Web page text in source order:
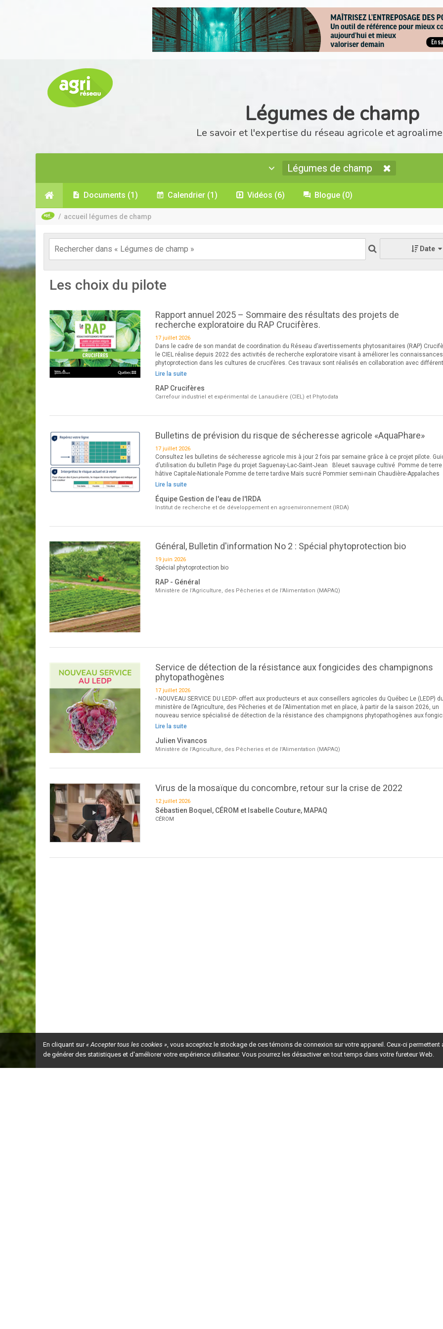
Légumes de champ
Le savoir et l'expertise du réseau agricole et
Légumes de champ
Documents (1) Calendrier (1) Vidéos (6) Blogue (0)
/ accueil légumes de champ
Date
Les choix du pilote
Rapport annuel 2025 – Sommaire des résultats des projets de
recherche exploratoire du RAP Crucifères.
17 juillet 2026
Dans le cadre de son mandat de coordination du Réseau d’avertissements phytosanitaires (RAP)
le CIEL réalise depuis 2022 des activités de recherche exploratoire visant à améliorer les
phytoprotection dans les cultures de crucifères. Ces travaux sont réalisés en collaboration avec
Lire la suite
RAP Crucifères
Carrefour industriel et expérimental de Lanaudière (CIEL) et Phytodata
Bulletins de prévision du risque de sécheresse agricole «AquaPhare»
17 juillet 2026
Consultez les bulletins de sécheresse agricole mis à jour 2 fois par semaine grâce à ce projet pilote.
d’utilisation du bulletin Page du projet Saguenay-Lac-Saint-Jean Bleuet sauvage cultivé Pomme de terre
hâtive Capitale-Nationale Pomme de terre tardive Maïs sucré Pommier semi-nain Chaudière-Appalaches
Lire la suite
Équipe Gestion de l'eau de l'IRDA
Institut de recherche et de développement en agroenvironnement (IRDA)
Général, Bulletin d'information No 2 : Spécial phytoprotection bio
19 juin 2026
Spécial phytoprotection bio
RAP - Général
Ministère de l'Agriculture, des Pêcheries et de l'Alimentation (MAPAQ)
Service de détection de la résistance aux fongicides des champignons
phytopathogènes
17 juillet 2026
- NOUVEAU SERVICE DU LEDP- offert aux producteurs et aux conseillers agricoles du Québec Le (LEDP)
ministère de l’Agriculture, des Pêcheries et de l’Alimentation met en place, à partir de la saison 2026, un
nouveau service spécialisé de détection de la résistance des champignons phytopathogènes aux
Lire la suite
Julien Vivancos
Ministère de l'Agriculture, des Pêcheries et de l'Alimentation (MAPAQ)
Virus de la mosaïque du concombre, retour sur la crise de 2022
12 juillet 2026
Sébastien Boquel, CÉROM et Isabelle Couture, MAPAQ
CÉROM
En cliquant sur« Accepter tous les cookies », vous acceptez le stockage de ces témoins de connexion sur votre appareil. Ceux-ci permettent
de générer des statistiques et d'améliorer votre expérience utilisateur. Vous pourrez les désactiver en tout temps dans votre fureteur Web.